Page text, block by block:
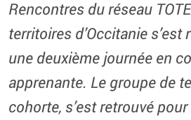
Rencontres du réseau
territoires d’Occitanie s’est
une deuxième journée en
apprenante. Le groupe de
cohorte, s’est retrouvé